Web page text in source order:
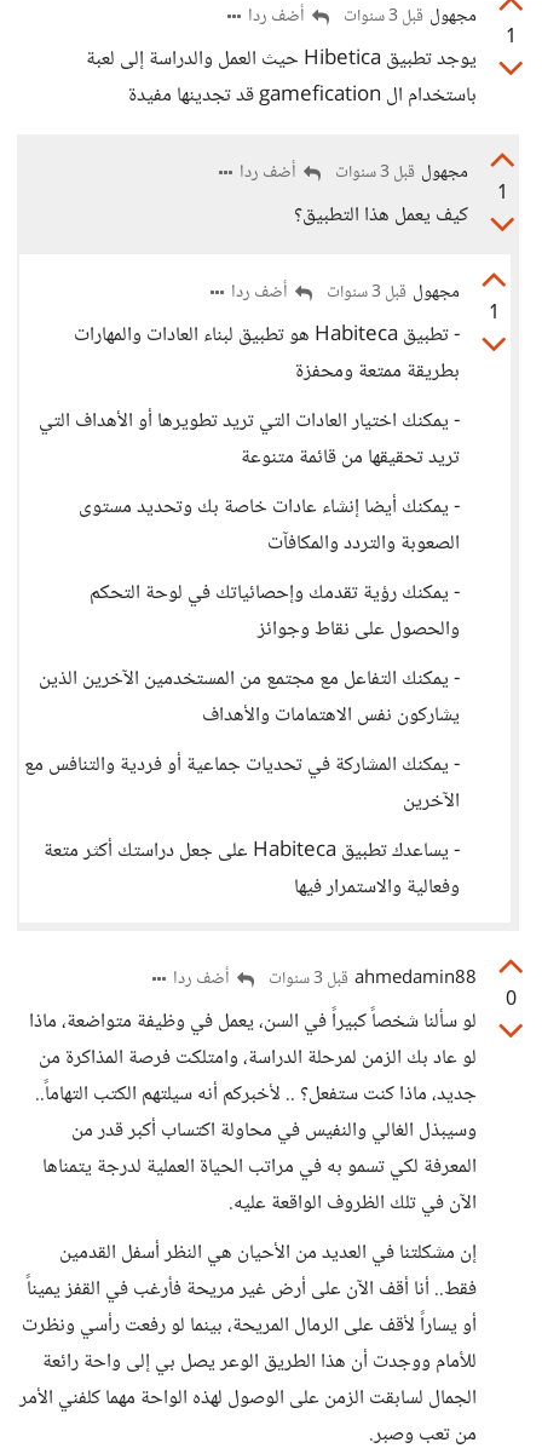
1
مجهول قبل 3 سنوات أضف ردا
يوجد تطبيق Hibetica حيث العمل والدراسة إلى لعبة
باستخدام ال gamefication قد تجدينها مفيدة
1
مجهول قبل 3 سنوات أضف ردا
كيف يعمل هذا التطبيق؟
1
مجهول قبل 3 سنوات أضف ردا
- تطبيق Habiteca هو تطبيق لبناء العادات والمهارات
بطريقة ممتعة ومحفزة
- يمكنك اختيار العادات التي تريد تطويرها أو الأهداف التي
تريد تحقيقها من قائمة متنوعة
- يمكنك أيضا إنشاء عادات خاصة بك وتحديد مستوى
الصعوبة والتردد والمكافآت
- يمكنك رؤية تقدمك وإحصائياتك في لوحة التحكم
والحصول على نقاط وجوائز
- يمكنك التفاعل مع مجتمع من المستخدمين الآخرين الذين
يشاركون نفس الاهتمامات والأهداف
- يمكنك المشاركة في تحديات جماعية أو فردية والتنافس مع
الآخرين
- يساعدك تطبيق Habiteca على جعل دراستك أكثر متعة
وفعالية والاستمرار فيها
0
ahmedamin88 قبل 3 سنوات أضف ردا
لو سألنا شخصاً كبيراً في السن، يعمل في وظيفة متواضعة، ماذا
لو عاد بك الزمن لمرحلة الدراسة، وامتلكت فرصة المذاكرة من
جديد، ماذا كنت ستفعل؟ .. لأخبركم أنه سيلتهم الكتب التهاماً..
وسيبذل الغالي والنفيس في محاولة اكتساب أكبر قدر من
المعرفة لكي تسمو به في مراتب الحياة العملية لدرجة يتمناها
الآن في تلك الظروف الواقعة عليه.
إن مشكلتنا في العديد من الأحيان هي النظر أسفل القدمين
فقط.. أنا أقف الآن على أرض غير مريحة فأرغب في القفز يميناً
أو يساراً لأقف على الرمال المريحة، بينما لو رفعت رأسي ونظرت
للأمام ووجدت أن هذا الطريق الوعر يصل بي إلى واحة رائعة
الجمال لسابقت الزمن على الوصول لهذه الواحة مهما كلفني الأمر
من تعب وصبر.